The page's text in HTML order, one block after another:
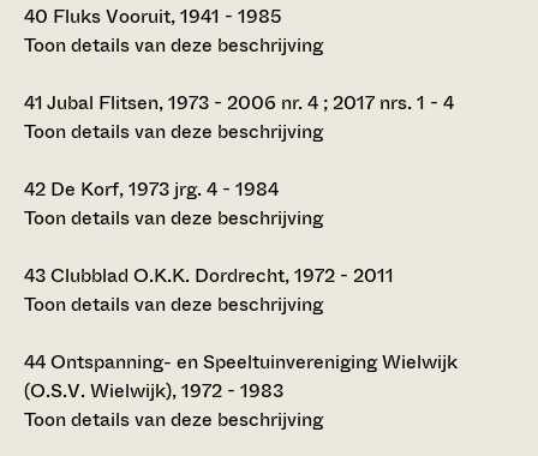
40 Fluks Vooruit, 1941 - 1985
Toon details van deze beschrijving
41 Jubal Flitsen, 1973 - 2006 nr. 4 ; 2017 nrs. 1 - 4
Toon details van deze beschrijving
42 De Korf, 1973 jrg. 4 - 1984
Toon details van deze beschrijving
43Clubblad O.K.K. Dordrecht, 1972 - 2011
Toon details van deze beschrijving
44Ontspanning- en Speeltuinvereniging Wielwijk
(O.S.V. Wielwijk), 1972 - 1983
Toon details van deze beschrijving